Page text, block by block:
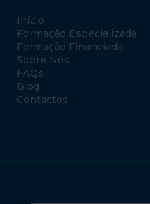
Início
Formação Especializada
Formação Financiada
Sobre Nós
FAQs
Blog
Contactos